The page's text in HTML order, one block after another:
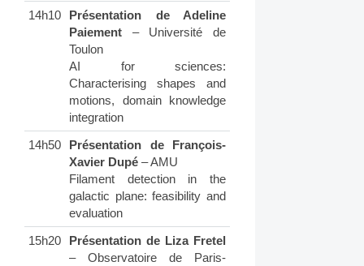
14h10
Présentation de Adeline
Paiement– Université de
Toulon
AI for sciences:
Characterising shapes and
motions, domain knowledge
integration
14h50
Présentation de François-
Xavier Dupé– AMU
Filament detection in the
galactic plane: feasibility and
evaluation
15h20
Présentation de Liza Fretel
– Observatoire de Paris-